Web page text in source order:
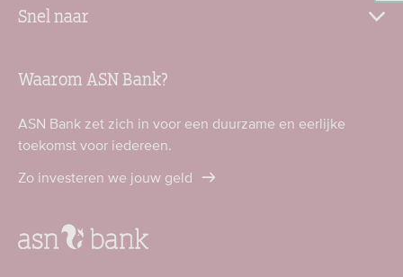
Snel naar
Waarom ASN Bank?
ASN Bank zet zich in voor een duurzame en eerlijke
toekomst voor iedereen.
Zo investeren we jouw geld